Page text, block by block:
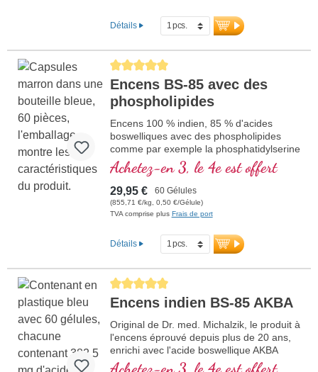
Détails
Average rating of 5 out of 5 stars
Encens BS-85 avec des
phospholipides
Encens 100 % indien, 85 % d'acides
boswelliques avec des phospholipides
comme par exemple la phosphatidylserine
Achetez-en 3, le 4e est offert
29,95 € 60 Gélules
(855,71 €/kg, 0,50 €/Gélule)
TVA comprise plus Frais de port
Détails
Average rating of 5 out of 5 stars
Encens indien BS-85 AKBA
Original de Dr. med. Michalzik, le produit à
l'encens éprouvé depuis plus de 20 ans,
enrichi avec l'acide boswellique AKBA
précieux (Acétyl-11-kéto-β-boswellique)
Achetez-en 3, le 4e est offert